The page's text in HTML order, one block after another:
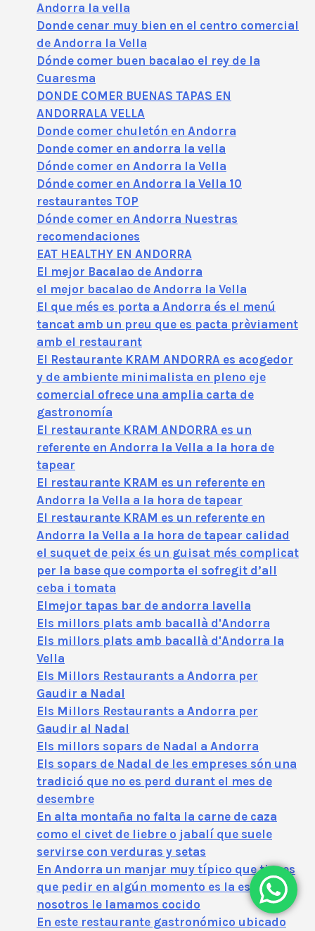
Andorra la vella
Donde cenar muy bien en el centro comercial
de Andorra la Vella
Dónde comer buen bacalao el rey de la
Cuaresma
DONDE COMER BUENAS TAPAS EN
ANDORRALA VELLA
Donde comer chuletón en Andorra
Donde comer en andorra la vella
Dónde comer en Andorra la Vella
Dónde comer en Andorra la Vella 10
restaurantes TOP
Dónde comer en Andorra Nuestras
recomendaciones
EAT HEALTHY EN ANDORRA
El mejor Bacalao de Andorra
el mejor bacalao de Andorra la Vella
El que més es porta a Andorra és el menú
tancat amb un preu que es pacta prèviament
amb el restaurant
El Restaurante KRAM ANDORRA es acogedor
y de ambiente minimalista en pleno eje
comercial ofrece una amplia carta de
gastronomía
El restaurante KRAM ANDORRA es un
referente en Andorra la Vella a la hora de
tapear
El restaurante KRAM es un referente en
Andorra la Vella a la hora de tapear
El restaurante KRAM es un referente en
Andorra la Vella a la hora de tapear calidad
el suquet de peix és un guisat més complicat
per la base que comporta el sofregit d’all
ceba i tomata
Elmejor tapas bar de andorra lavella
Els millors plats amb bacallà d'Andorra
Els millors plats amb bacallà d'Andorra la
Vella
Els Millors Restaurants a Andorra per
Gaudir a Nadal
Els Millors Restaurants a Andorra per
Gaudir al Nadal
Els millors sopars de Nadal a Andorra
Els sopars de Nadal de les empreses són una
tradició que no es perd durant el mes de
desembre
En alta montaña no falta la carne de caza
como el civet de liebre o jabalí que suele
servirse con verduras y setas
En Andorra un manjar muy típico que tienes
que pedir en algún momento es la escudella
nosotros le lamamos cocido
En este restaurante gastronómico ubicado